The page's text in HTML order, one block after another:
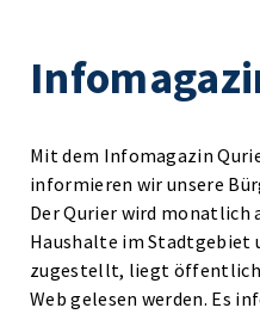
Mit dem Infomagazin
informieren wir unsere
Der Qurier wird monatlich
Haushalte im Stadtgebiet
zugestellt, liegt öffentlich
Web gelesen werden. Es